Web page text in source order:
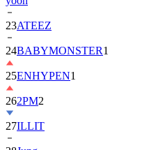
23ATEEZ
24BABYMONSTER1
25ENHYPEN1
262PM2
27ILLIT